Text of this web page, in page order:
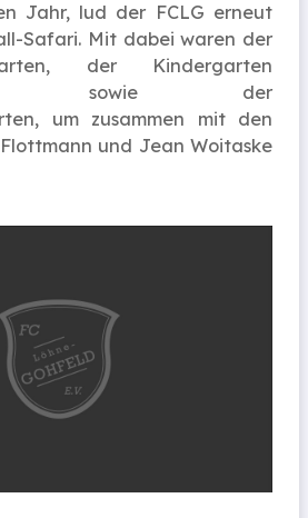
Jahr, lud der FCLG erneut
Safari. Mit dabei waren der
der Kindergarten
sowie der
um zusammen mit den
und Jean Woitaske